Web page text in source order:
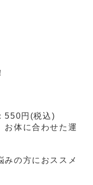
550円(税込)
お体に合わせた運
みの方におススメ